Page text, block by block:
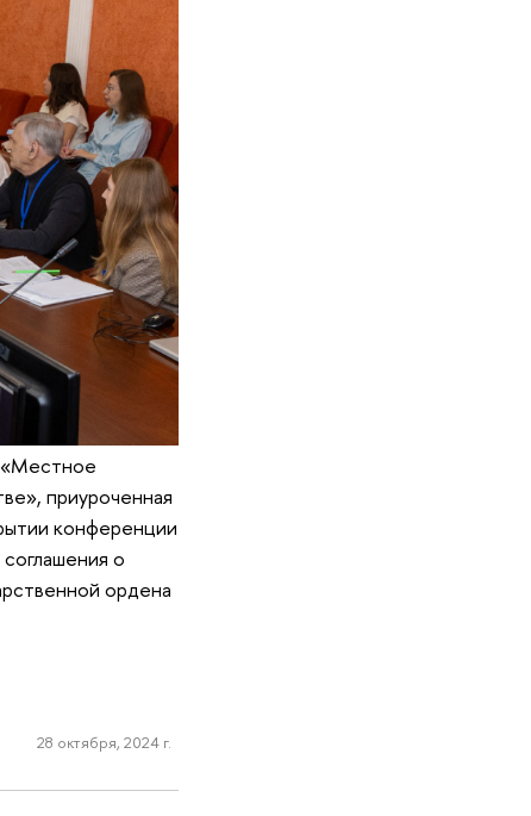
приуроченная
конференции
о
ордена
28 октября, 2024 г.